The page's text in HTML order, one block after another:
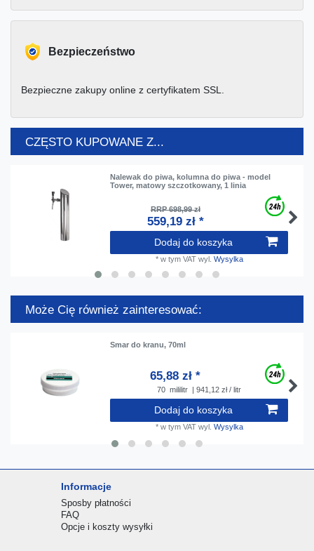
Bezpieczeństwo
Bezpieczne zakupy online z certyfikatem SSL.
CZĘSTO KUPOWANE Z...
Nalewak do piwa, kolumna do piwa - model
Tower, matowy szczotkowany, 1 linia
RRP 698,99 zł
559,19 zł *
Dodaj do koszyka
* w tym VATwyl. Wysylka
Może Cię również zainteresować:
Smar do kranu, 70ml
65,88 zł *
70 mililitr | 941,12 zł / litr
Dodaj do koszyka
* w tym VATwyl. Wysylka
Informacje
Sposby płatności
FAQ
Opcje i koszty wysyłki